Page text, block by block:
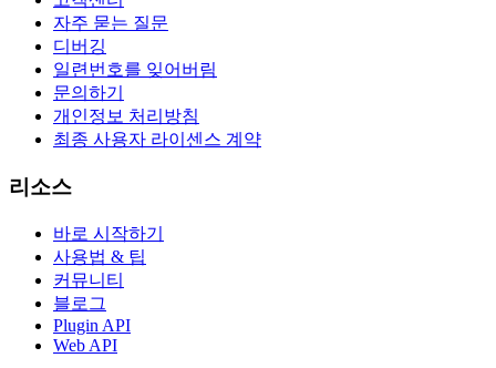
자주 묻는 질문
디버깅
일련번호를 잊어버림
문의하기
개인정보 처리방침
최종 사용자 라이센스 계약
리소스
바로 시작하기
사용법 & 팁
커뮤니티
블로그
Plugin API
Web API